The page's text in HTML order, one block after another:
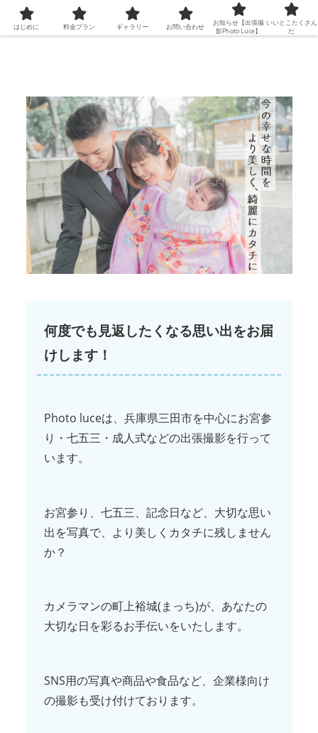
何度でも見返したくなる思い出をお届
けします！
Photo luceは、兵庫県三田市を中心にお宮参
り・七五三・成人式などの出張撮影を行って
います。
お宮参り、七五三、記念日など、大切な思い
出を写真で、より美しくカタチに残しません
か？
カメラマンの町上裕城(まっち)が、あなたの
大切な日を彩るお手伝いをいたします。
SNS用の写真や商品や食品など、企業様向け
の撮影も受け付けております。
はじめに 料金プラン ギャラリー お問い合わせ
お知らせ【出張撮
影Photo Luce】
いいとこたくさん
だ